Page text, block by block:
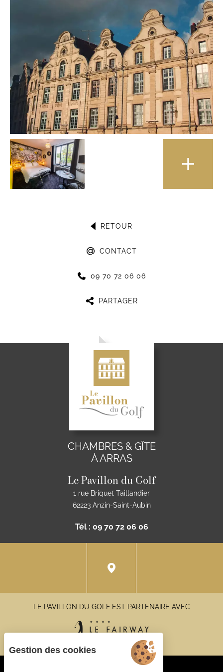
RETOUR
CONTACT
09 70 72 06 06
PARTAGER
CHAMBRES & GÎTE
À ARRAS
Le Pavillon du Golf
1 rue Briquet Taillandier
62223 Anzin-Saint-Aubin
Tél : 09 70 72 06 06
LE PAVILLON DU GOLF EST PARTENAIRE AVEC
Gestion des cookies
Gestion des cookies